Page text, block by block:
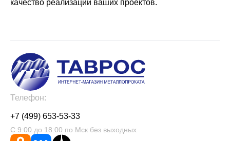
качество реализации ваших проектов.
Телефон:
+7 (499) 653-53-33
С 9:00 до 18:00 по Мск без выходных